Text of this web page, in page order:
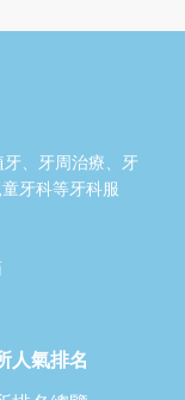
、牙周治療、牙
牙科等牙科服
人氣排名